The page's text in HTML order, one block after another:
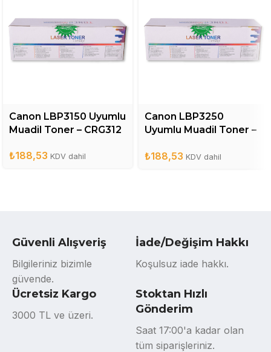
Canon LBP3150 Uyumlu
Muadil Toner – CRG312
₺188,53 KDV dahil
Canon LBP3250
Uyumlu Muadil Toner –
₺188,53 KDV dahil
Güvenli Alışveriş
Bilgileriniz bizimle
güvende.
İade/Değişim Hakkı
Koşulsuz iade hakkı.
Ücretsiz Kargo
3000 TL ve üzeri.
Stoktan Hızlı
Gönderim
Saat 17:00'a kadar olan
tüm siparişleriniz.